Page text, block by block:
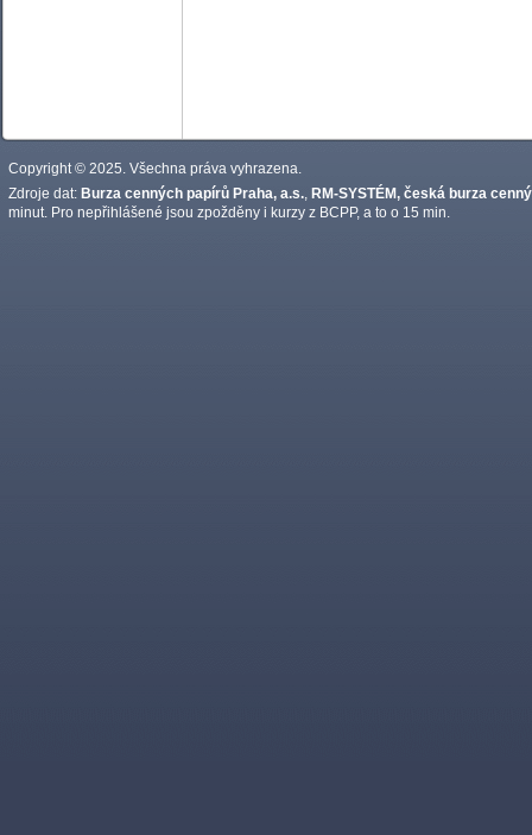
Copyright © 2025. Všechna práva vyhrazena.
Zdroje dat: Burza cenných papírů Praha, a.s. RM-SYSTÉM, česká burza
minut. Pro nepřihlášené jsou zpožděny i kurzy z BCPP, a to o 15 min.